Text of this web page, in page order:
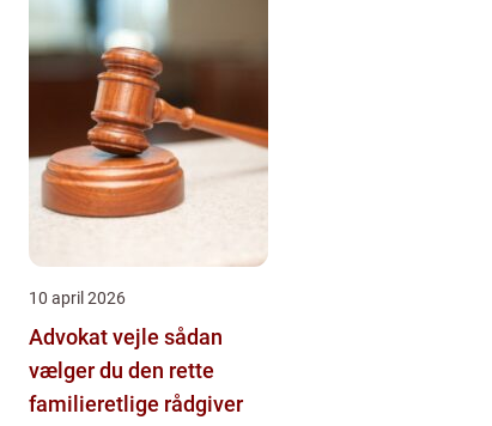
10 april 2026
Advokat vejle sådan
vælger du den rette
familieretlige rådgiver